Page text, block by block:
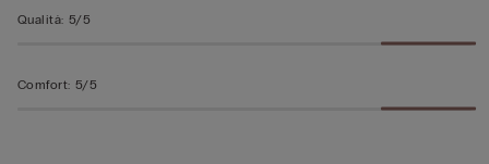
Qualità: 5/5
Comfort: 5/5